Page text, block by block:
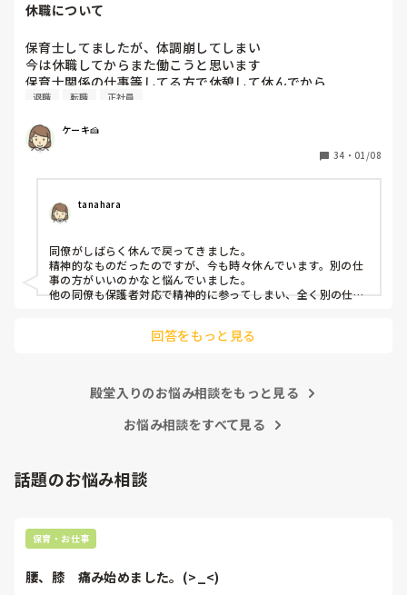
休職について
保育士してましたが、体調崩してしまい
今は休職してからまた働こうと思います
保育士関係の仕事等してる方で休憩して休んでから
仕事した方いますか？
休んだ方いいと言われて家族と話した結果
退職して少し休むことにしました
退職 転職 正社員
ケーキ🍰
34 ・ 01/08
tanahara
同僚がしばらく休んで戻ってきました。
精神的なものだったのですが、今も時々休んでいます。別の仕
事の方がいいのかなと悩んでいました。
他の同僚も保護者対応で精神的に参ってしまい、全く別の仕事
であれば別の仕事などでリフレッシュしてみるのも一つの手で
回答をもっと見る
殿堂入りのお悩み相談をもっと見る
お悩み相談をすべて見る
話題のお悩み相談
保育・お仕事
腰、膝　痛み始めました。(>_<)